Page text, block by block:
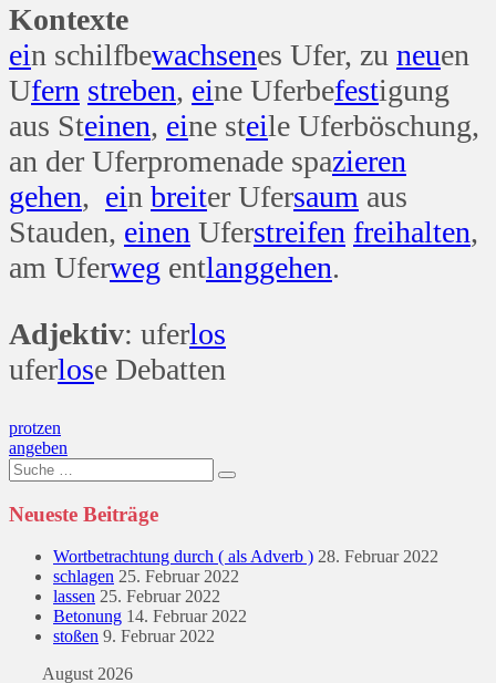
Kontexte
ein schilfbewachsenes Ufer, zu neuen
Ufern streben, eine Uferbefestigung
aus Steinen, eine steile Uferböschung,
an der Uferpromenade spazieren
gehen, ein breiter Ufersaum aus
Stauden, einen Uferstreifen freihalten,
am Uferweg entlanggehen.
Adjektiv: uferlos
uferlose Debatten
Beitragsnavigation
protzen
angeben
Suche
nach:
Neueste Beiträge
Wortbetrachtung durch ( als Adverb ) 28. Februar 2022
schlagen 25. Februar 2022
lassen 25. Februar 2022
Betonung 14. Februar 2022
stoßen 9. Februar 2022
August 2026